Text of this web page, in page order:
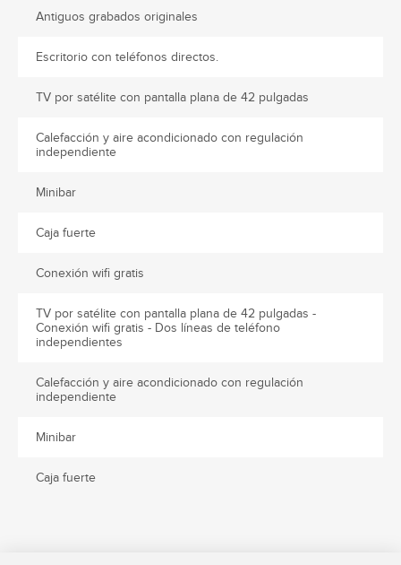
Antiguos grabados originales
Escritorio con teléfonos directos.
TV por satélite con pantalla plana de 42 pulgadas
Calefacción y aire acondicionado con regulación
independiente
Minibar
Caja fuerte
Conexión wifi gratis
TV por satélite con pantalla plana de 42 pulgadas -
Conexión wifi gratis - Dos líneas de teléfono
independientes
Calefacción y aire acondicionado con regulación
independiente
Minibar
Caja fuerte